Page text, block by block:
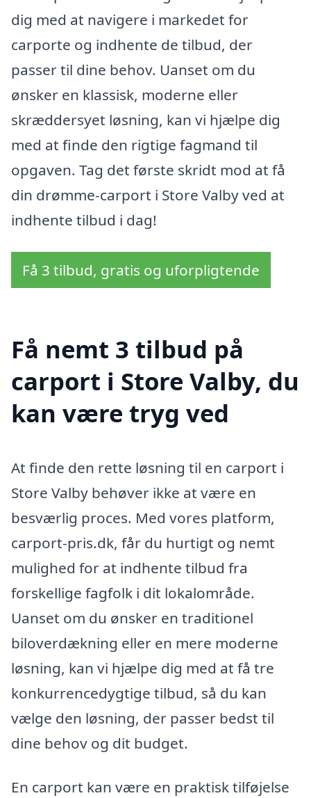
dig med at navigere i markedet for
carporte og indhente de tilbud, der
passer til dine behov. Uanset om du
ønsker en klassisk, moderne eller
skræddersyet løsning, kan vi hjælpe dig
med at finde den rigtige fagmand til
opgaven. Tag det første skridt mod at få
din drømme-carport i Store Valby ved at
indhente tilbud i dag!
Få 3 tilbud, gratis og uforpligtende
Få nemt 3 tilbud på
carport i Store Valby, du
kan være tryg ved
At finde den rette løsning til en carport i
Store Valby behøver ikke at være en
besværlig proces. Med vores platform,
carport-pris.dk, får du hurtigt og nemt
mulighed for at indhente tilbud fra
forskellige fagfolk i dit lokalområde.
Uanset om du ønsker en traditionel
biloverdækning eller en mere moderne
løsning, kan vi hjælpe dig med at få tre
konkurrencedygtige tilbud, så du kan
vælge den løsning, der passer bedst til
dine behov og dit budget.
En carport kan være en praktisk tilføjelse